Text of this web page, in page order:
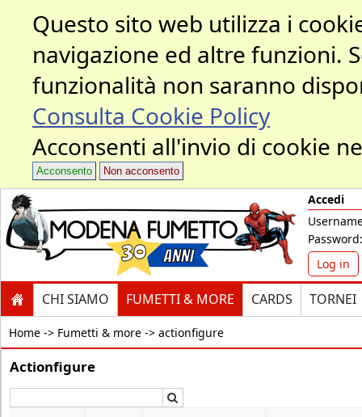
Questo sito web utilizza i
navigazione ed altre funzioni.
funzionalità non saranno
Consulta Cookie Policy
Acconsenti all'invio di cookie
Acconsento Non acconsento
Accedi
Password:
Log in
CHI SIAMO FUMETTI & MORE CARDS TORNEI
Home -> Fumetti & more -> actionfigure
Actionfigure